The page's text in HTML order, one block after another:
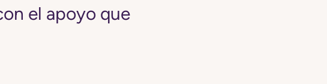
el apoyo que